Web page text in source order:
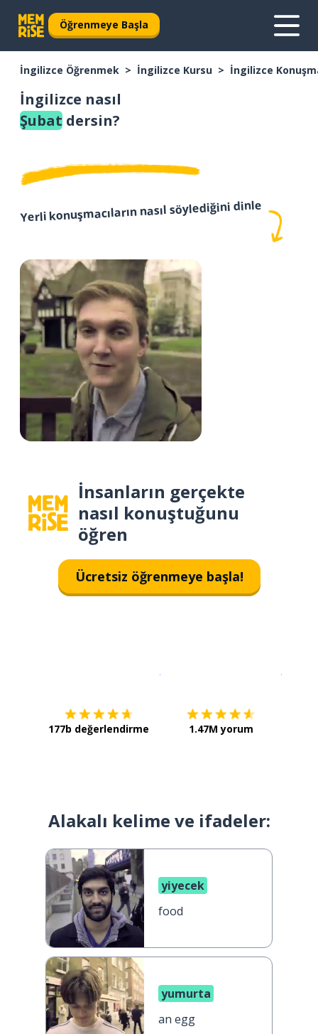
Öğrenmeye Başla
İngilizce Öğrenmek İngilizce Kursu İngilizce
İngilizce nasıl
Şubat dersin?
Yerli konuşmacıların nasıl söylediğini dinle
İnsanların gerçekte
nasıl konuştuğunu
öğren
Ücretsiz öğrenmeye başla!
177b değerlendirme 1.47M yorum
Alakalı kelime ve ifadeler:
yiyecek
food
yumurta
an egg